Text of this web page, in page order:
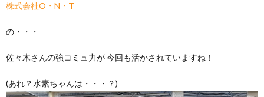
株式会社O・N・T
の・・・
佐々木さんの強コミュ力が 今回も活かされていますね！
(あれ？水素ちゃんは・・・？)